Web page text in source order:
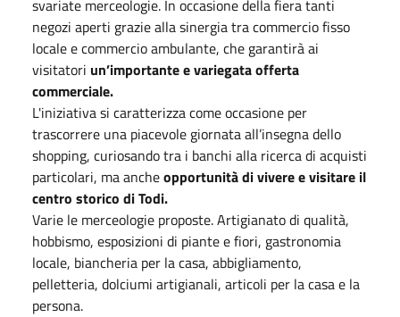
svariate merceologie. In occasione della fiera tanti
negozi aperti grazie alla sinergia tra commercio fisso
locale e commercio ambulante, che garantirà ai
visitatori un’importante e variegata offerta
commerciale.
L'iniziativa si caratterizza come occasione per
trascorrere una piacevole giornata all’insegna dello
shopping, curiosando tra i banchi alla ricerca di acquisti
particolari, ma ancheopportunità di vivere e visitare il
centro storico di Todi.
Varie le merceologie proposte. Artigianato di qualità,
hobbismo, esposizioni di piante e fiori, gastronomia
locale, biancheria per la casa, abbigliamento,
pelletteria, dolciumi artigianali, articoli per la casa e la
persona.